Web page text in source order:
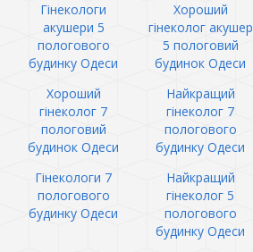
Гінекологи
акушери 5
пологового
будинку Одеси
Хороший
гінеколог акушер
5 пологовий
будинок Одеси
Хороший
гінеколог 7
пологовий
будинок Одеси
Найкращий
гінеколог 7
пологового
будинку Одеси
Гінекологи 7
пологового
будинку Одеси
Найкращий
гінеколог 5
пологового
будинку Одеси